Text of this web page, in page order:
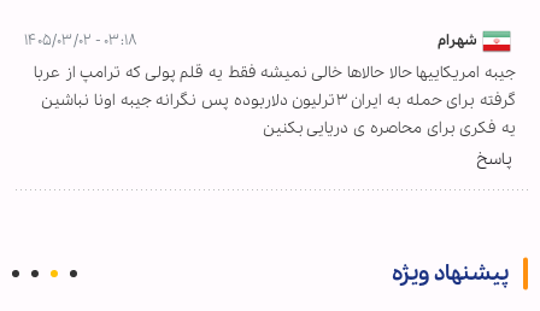
شهرام ۰۳:۱۸ - ۱۴۰۵/۰۳/۰۲
جیبه امریکاییها حالا حالاها خالی نمیشه فقط یه قلم پولی که ترامپ از عربا
گرفته برای حمله به ایران ۳ترلیون دلاربوده پس نگرانه جیبه اونا نباشین
یه فکری برای محاصره ی دریایی بکنین
پاسخ
پیشنهاد ویژه